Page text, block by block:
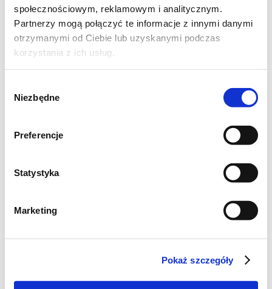
społecznościowym, reklamowym i analitycznym.
Partnerzy mogą połączyć te informacje z innymi danymi
otrzymanymi od Ciebie lub uzyskanymi podczas
korzystania z ich usług.
zgody
Niezbędne
Preferencje
Statystyka
Marketing
Pokaż szczegóły